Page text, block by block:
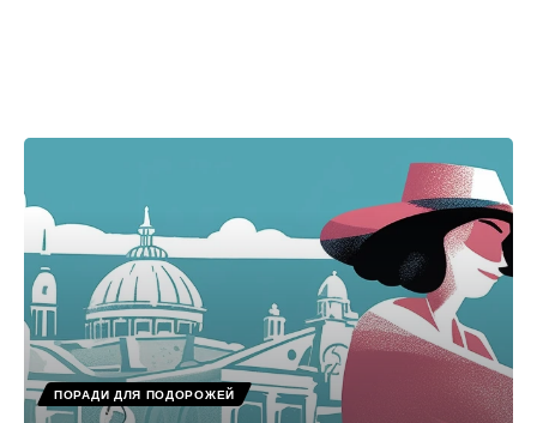
ПОРАДИ ДЛЯ ПОДОРОЖЕЙ